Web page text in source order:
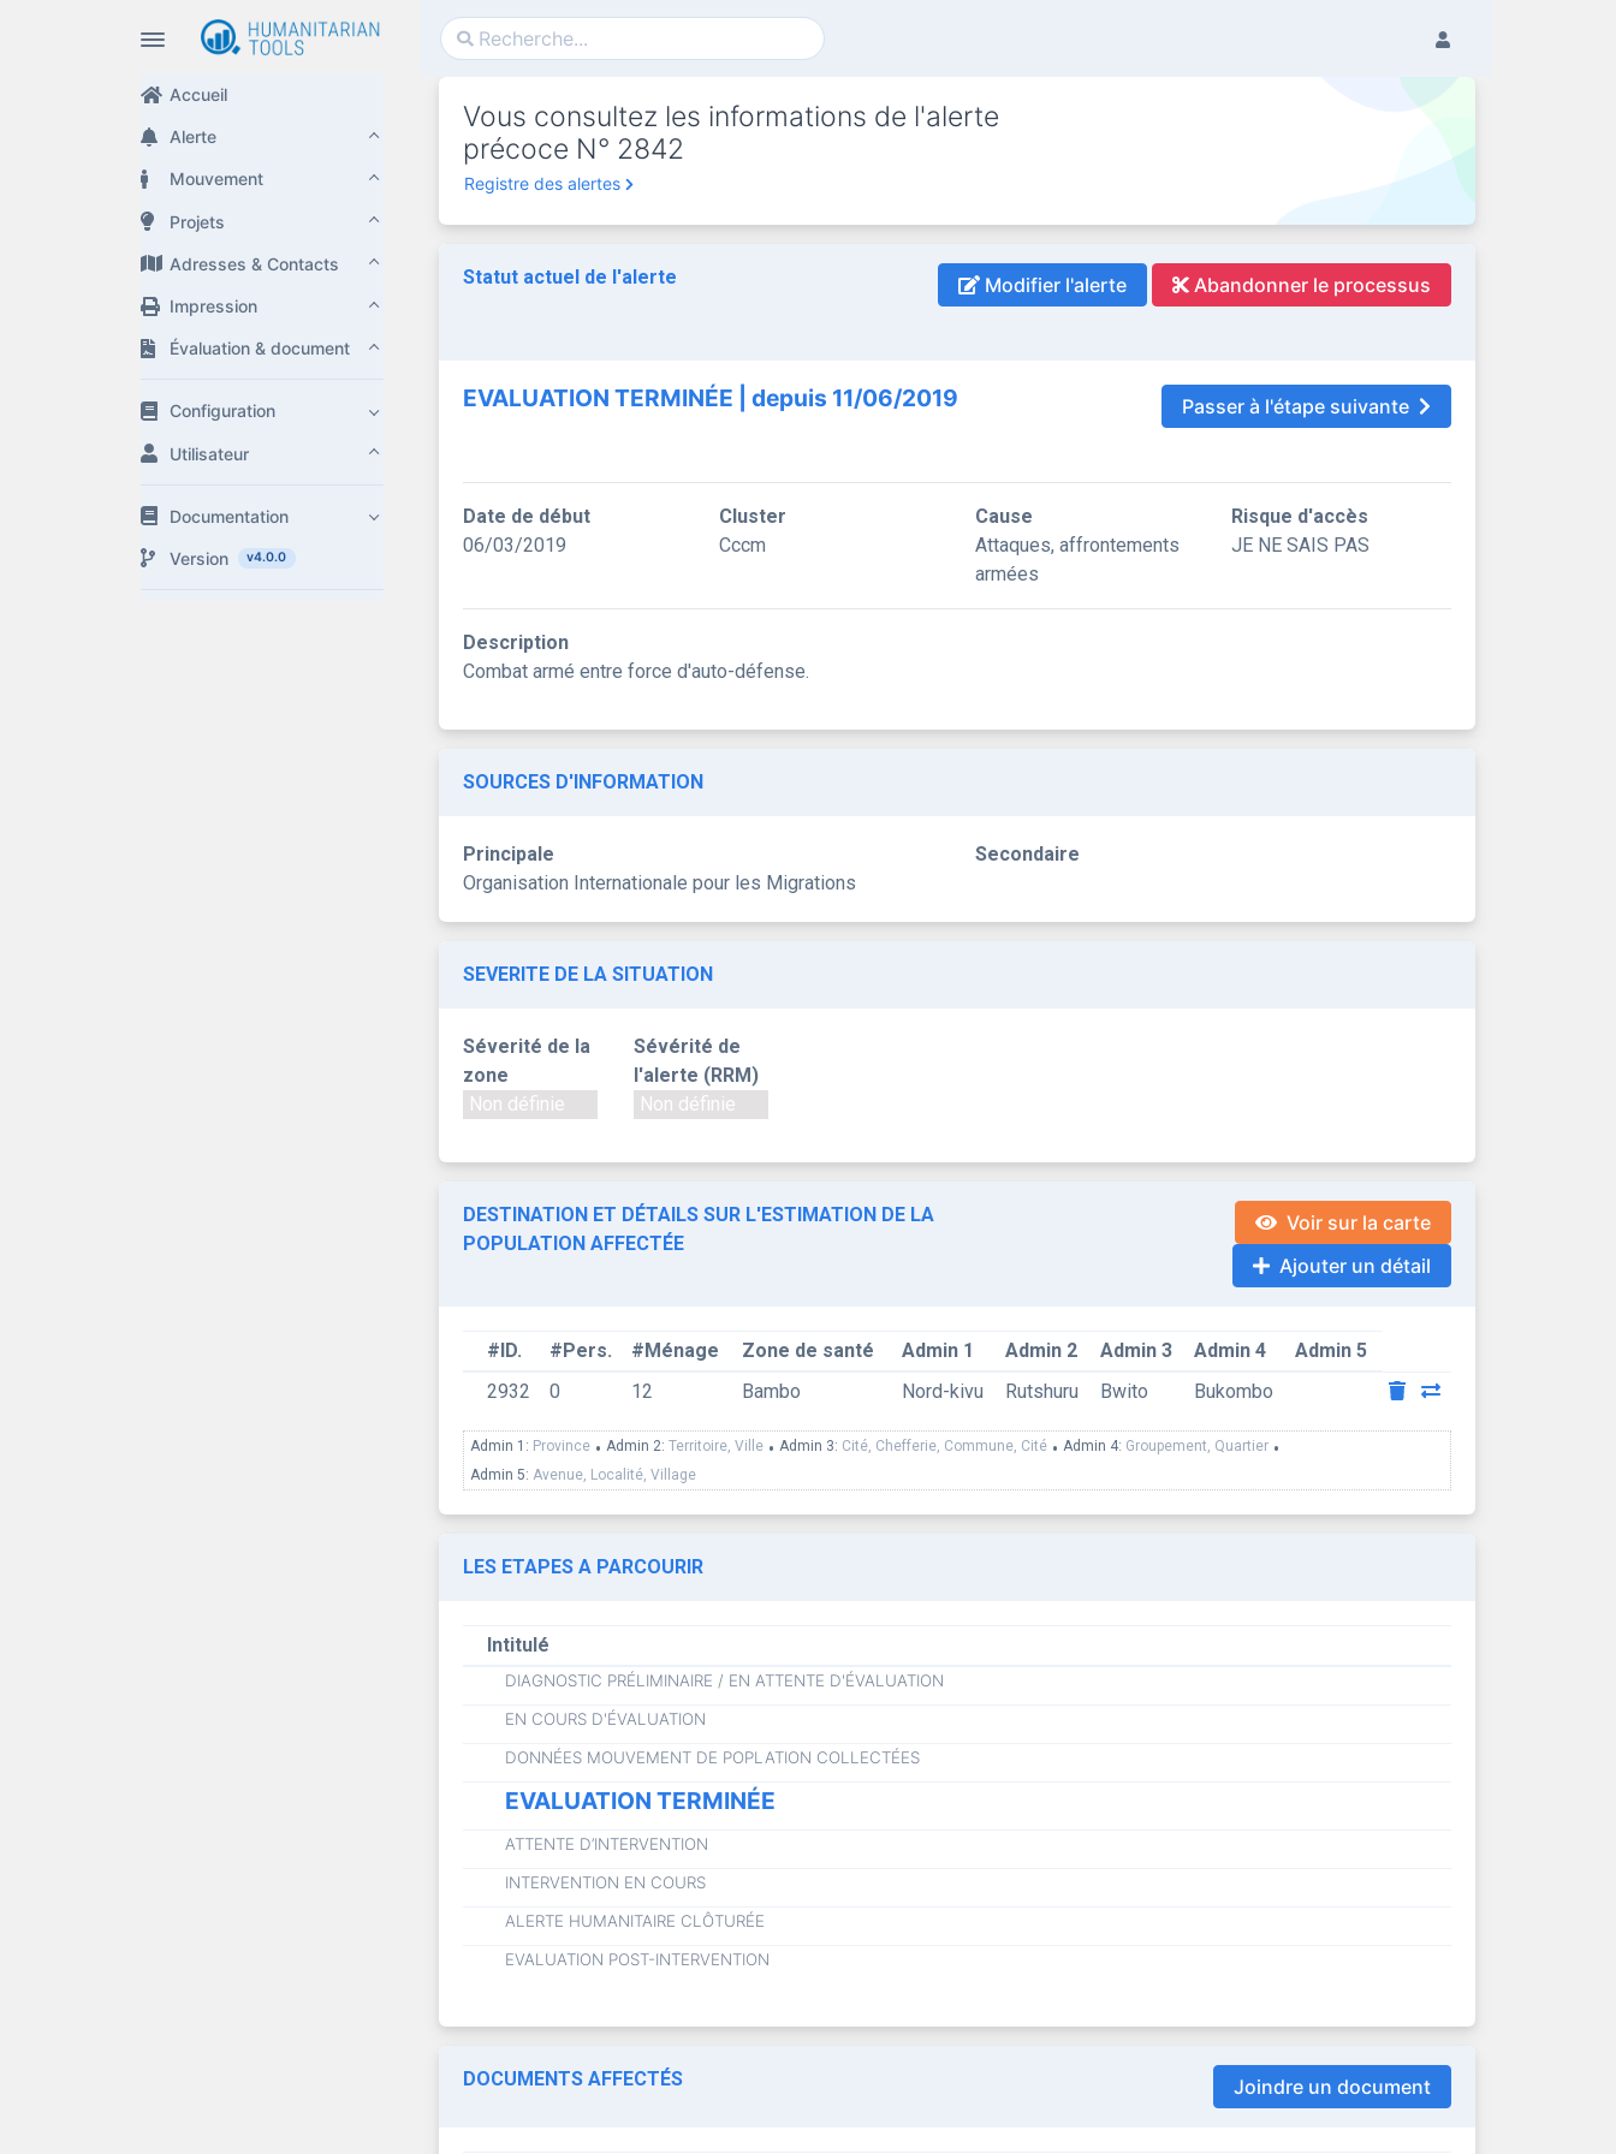
Accueil
Alerte
Mouvement
Projets
Adresses & Contacts
Impression
Évaluation & document
Configuration
Utilisateur
Documentation
Version v4.0.0
Vous consultez les informations de l'alerte
précoce N° 2842
Registre des alertes
Statut actuel de l'alerte Modifier l'alerte Abandonner le processus
EVALUATION TERMINÉE | depuis 11/06/2019 Passer à l'étape suivante
Date de début
06/03/2019
Cluster
Cccm
Cause
Attaques, affrontements
armées
Risque d'accès
JE NE SAIS PAS
Description
Combat armé entre force d'auto-défense.
SOURCES D'INFORMATION
Principale
Organisation Internationale pour les Migrations
Secondaire
SEVERITE DE LA SITUATION
Séverité de la
zone
Non définie
Sévérité de
l'alerte (RRM)
Non définie
DESTINATION ET DÉTAILS SUR L'ESTIMATION DE LA
POPULATION AFFECTÉE
Voir sur la carte
Ajouter un détail
#ID. #Pers. #Ménage Zone de santé Admin 1 Admin 2 Admin 3 Admin 4
Admin 5
2932
0 12 Bambo Nord-kivu Rutshuru Bwito Bukombo
Admin 1: Province • Admin 2: Territoire, Ville • Admin 3: Cité, Chefferie, Commune, Cité • Admin 4: Groupement, Quartier •
Admin 5: Avenue, Localité, Village
LES ETAPES A PARCOURIR
Intitulé
DIAGNOSTIC PRÉLIMINAIRE / EN ATTENTE D'ÉVALUATION
EN COURS D'ÉVALUATION
DONNÉES MOUVEMENT DE POPLATION COLLECTÉES
EVALUATION TERMINÉE
ATTENTE D’INTERVENTION
INTERVENTION EN COURS
ALERTE HUMANITAIRE CLÔTURÉE
EVALUATION POST-INTERVENTION
DOCUMENTS AFFECTÉS Joindre un document